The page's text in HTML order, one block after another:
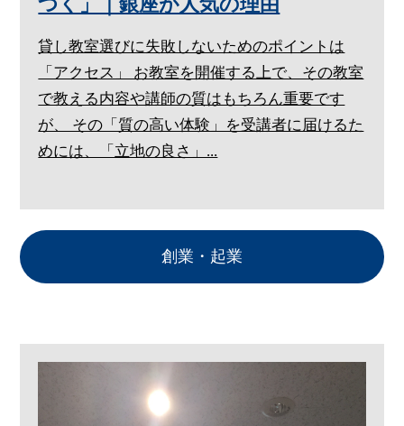
貸し教室選びに失敗しないためのポイントは
「アクセス」 お教室を開催する上で、その教室
で教える内容や講師の質はもちろん重要です
が、 その「質の高い体験」を受講者に届けるた
めには、「立地の良さ」...
創業・起業